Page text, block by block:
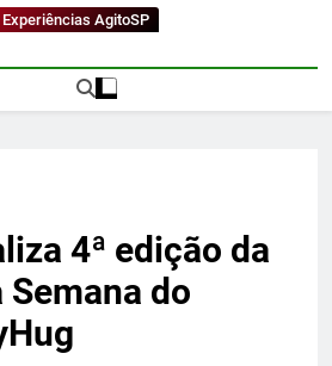
Experiências AgitoSP
4ª edição da
do